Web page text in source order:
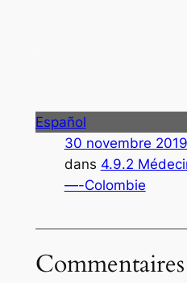
Español
30 novembre 2019
dans 4.9.2
—-Colombie
Commentaires